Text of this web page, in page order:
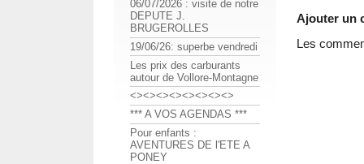
Ajouter un
Les
06/07/2026 : visite de notre
DEPUTE J.
BRUGEROLLES
19/06/26: superbe vendredi
Les prix des carburants
autour de Vollore-Montagne
<><><><><><><><>
*** A VOS AGENDAS ***
Pour enfants :
AVENTURES DE l'ETE A
PONEY